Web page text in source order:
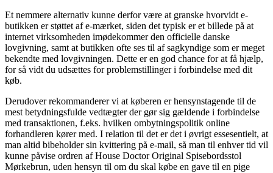
Et nemmere alternativ kunne derfor være at granske hvorvidt e-
butikken er støttet af e-mærket, siden det typisk er et billede på at
internet virksomheden imødekommer den officielle danske
lovgivning, samt at butikken ofte ses til af sagkyndige som er meget
bekendte med lovgivningen. Dette er en god chance for at få hjælp,
for så vidt du udsættes for problemstillinger i forbindelse med dit
køb.
Derudover rekommanderer vi at køberen er hensynstagende til de
mest betydningsfulde vedtægter der gør sig gældende i forbindelse
med transaktionen, f.eks. hvilken ombytningspolitik online
forhandleren kører med. I relation til det er det i øvrigt essesentielt, at
man altid bibeholder sin kvittering på e-mail, så man til enhver tid vil
kunne påvise ordren af House Doctor Original Spisebordsstol
Mørkebrun, uden hensyn til om du skal købe en gave til en pige